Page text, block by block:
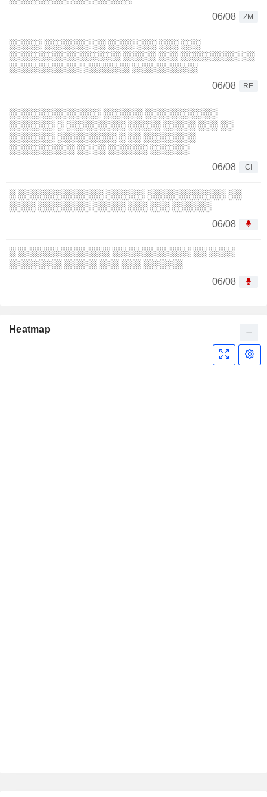
06/08
ZM
░░░░░ ░░░░░░░ ░░ ░░░░ ░░░ ░░░ ░░░
░░░░░░░░░░░░░░░░░ ░░░░░ ░░░ ░░░░░░░░░ ░░
░░░░░░░░░░░ ░░░░░░░ ░░░░░░░░░░
06/08
RE
░░░░░░░░░░░░░░ ░░░░░░ ░░░░░░░░░░░
░░░░░░░ ░ ░░░░░░░░░ ░░░░░ ░░░░░ ░░░ ░░
░░░░░░░ ░░░░░░░░░ ░ ░░ ░░░░░░░░
░░░░░░░░░░ ░░ ░░ ░░░░░░ ░░░░░░
06/08
CI
░ ░░░░░░░░░░░░░ ░░░░░░ ░░░░░░░░░░░░ ░░
░░░░ ░░░░░░░░ ░░░░░ ░░░ ░░░ ░░░░░░
06/08
░ ░░░░░░░░░░░░░░ ░░░░░░░░░░░░ ░░ ░░░░
░░░░░░░░ ░░░░░ ░░░ ░░░ ░░░░░░
06/08
Heatmap